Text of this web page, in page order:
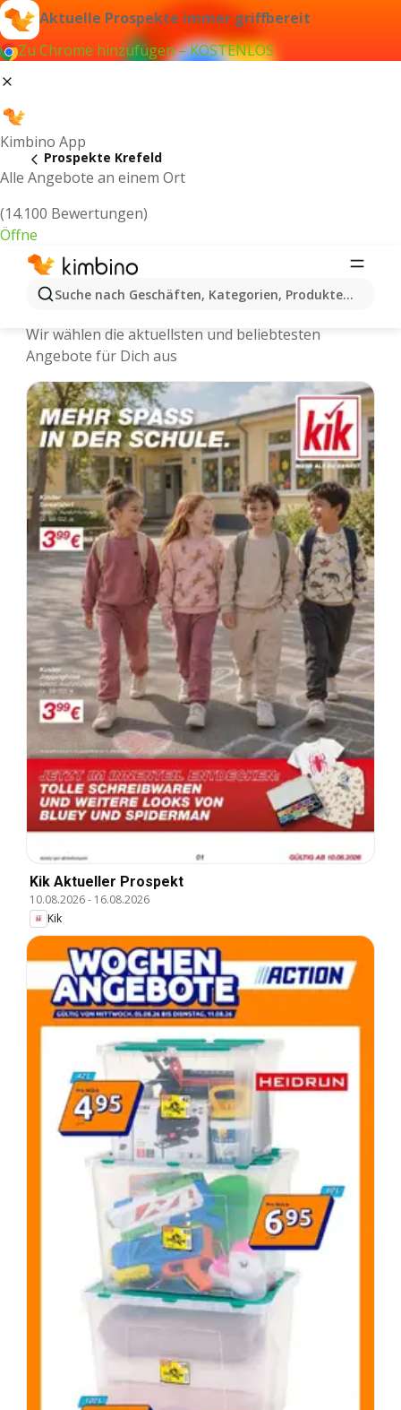
Aktuelle Prospekte immer griffbereit
Zu Chrome hinzufügen – KOSTENLOS
Kimbino App
Alle Angebote an einem Ort
(14.100 Bewertungen)
Öffne
Suche nach Geschäften, Kategorien, Produkten...
Prospekte Krefeld
Krefeld - Neuste Prospekte und
Wir wählen die aktuellsten und beliebtesten
Angebote für Dich aus
Kik Aktueller Prospekt
10.08.2026- 16.08.2026
Kik